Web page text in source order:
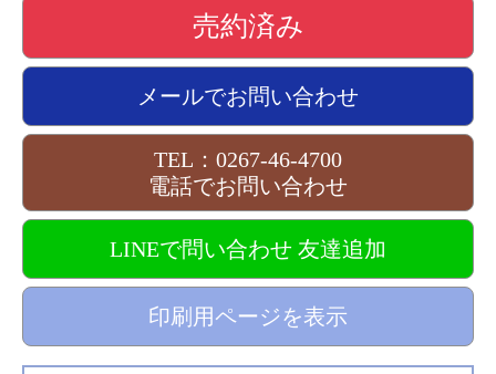
売約済み
メールでお問い合わせ
TEL：0267-46-4700
電話でお問い合わせ
LINEで問い合わせ 友達追加
印刷用ページを表示